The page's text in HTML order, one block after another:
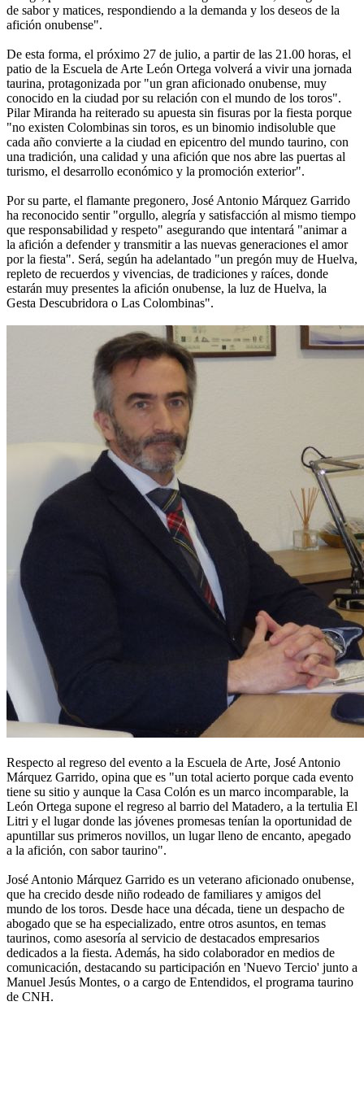
de sabor y matices, respondiendo a la demanda y los deseos de la
afición onubense".
De esta forma, el próximo 27 de julio, a partir de las 21.00 horas, el
patio de la Escuela de Arte León Ortega volverá a vivir una jornada
taurina, protagonizada por "un gran aficionado onubense, muy
conocido en la ciudad por su relación con el mundo de los toros".
Pilar Miranda ha reiterado su apuesta sin fisuras por la fiesta porque
"no existen Colombinas sin toros, es un binomio indisoluble que
cada año convierte a la ciudad en epicentro del mundo taurino, con
una tradición, una calidad y una afición que nos abre las puertas al
turismo, el desarrollo económico y la promoción exterior".
Por su parte, el flamante pregonero, José Antonio Márquez Garrido
ha reconocido sentir "orgullo, alegría y satisfacción al mismo tiempo
que responsabilidad y respeto" asegurando que intentará "animar a
la afición a defender y transmitir a las nuevas generaciones el amor
por la fiesta". Será, según ha adelantado "un pregón muy de Huelva,
repleto de recuerdos y vivencias, de tradiciones y raíces, donde
estarán muy presentes la afición onubense, la luz de Huelva, la
Gesta Descubridora o Las Colombinas".
Respecto al regreso del evento a la Escuela de Arte, José Antonio
Márquez Garrido, opina que es "un total acierto porque cada evento
tiene su sitio y aunque la Casa Colón es un marco incomparable, la
León Ortega supone el regreso al barrio del Matadero, a la tertulia El
Litri y el lugar donde las jóvenes promesas tenían la oportunidad de
apuntillar sus primeros novillos, un lugar lleno de encanto, apegado
a la afición, con sabor taurino".
José Antonio Márquez Garrido es un veterano aficionado onubense,
que ha crecido desde niño rodeado de familiares y amigos del
mundo de los toros. Desde hace una década, tiene un despacho de
abogado que se ha especializado, entre otros asuntos, en temas
taurinos, como asesoría al servicio de destacados empresarios
dedicados a la fiesta. Además, ha sido colaborador en medios de
comunicación, destacando su participación en 'Nuevo Tercio' junto a
Manuel Jesús Montes, o a cargo de Entendidos, el programa taurino
de CNH.